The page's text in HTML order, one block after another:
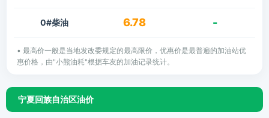
0#柴油 6.78 -
• 最高价一般是当地发改委规定的最高限价，优惠价是最普遍的加油站优
惠价格，由"小熊油耗"根据车友的加油记录统计。
宁夏回族自治区油价